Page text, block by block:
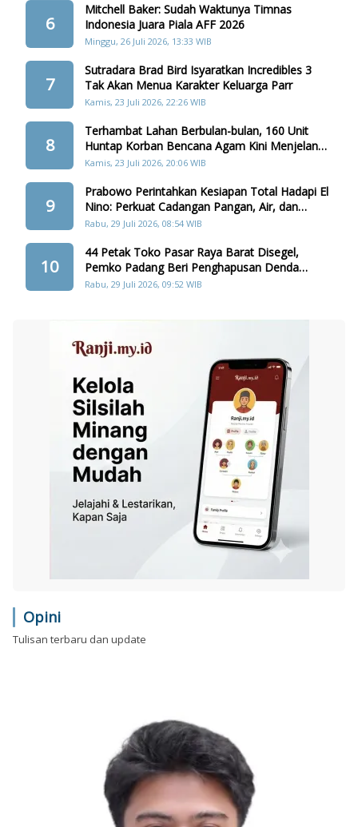
6
Mitchell Baker: Sudah Waktunya Timnas
Indonesia Juara Piala AFF 2026
Minggu, 26 Juli 2026, 13:33 WIB
7
Sutradara Brad Bird Isyaratkan Incredibles 3
Tak Akan Menua Karakter Keluarga Parr
Kamis, 23 Juli 2026, 22:26 WIB
8
Terhambat Lahan Berbulan-bulan, 160 Unit
Huntap Korban Bencana Agam Kini Menjelang
Realisasi
Kamis, 23 Juli 2026, 20:06 WIB
9
Prabowo Perintahkan Kesiapan Total Hadapi El
Nino: Perkuat Cadangan Pangan, Air, dan
Teknologi
Rabu, 29 Juli 2026, 08:54 WIB
10
44 Petak Toko Pasar Raya Barat Disegel,
Pemko Padang Beri Penghapusan Denda
Retribusi
Rabu, 29 Juli 2026, 09:52 WIB
Opini
Tulisan terbaru dan update